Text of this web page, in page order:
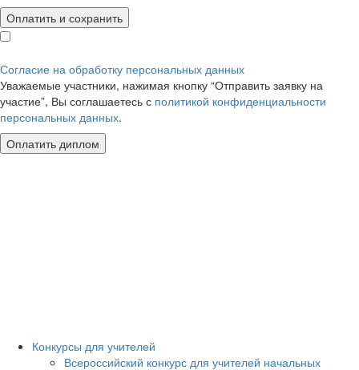
Оплатить и сохранить
Согласие на обработку персональных данных
Уважаемые участники, нажимая кнопку “Отправить заявку на
участие”, Вы соглашаетесь с политикой конфиденциальности
персональных данных.
Конкурсы для учителей
Всероссийский конкурс для учителей начальных